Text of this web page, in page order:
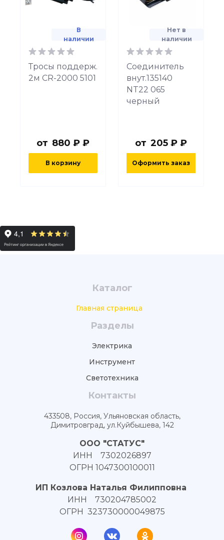
В
наличии
Тросы поддерж.
2м CR-2000 5101
от 880 ₽ ₽
В корзину
Нет в
наличии
Соединитель
внут.135140
NT22 065
черный
от 205 ₽ ₽
Оформить заказ
Каталог
Главная страница
Разделы
Электрика
Инструмент
Светотехника
Контакты
433508, Россия, Ульяновская область,
Димитровград, ул.Куйбышева, 142
ООО "СТАТУС"
ИНН 7302026897
ОГРН 1047300100011
ИП Козлова Наталья Филипповна
ИНН 730204785002
ОГРН 323730000049875